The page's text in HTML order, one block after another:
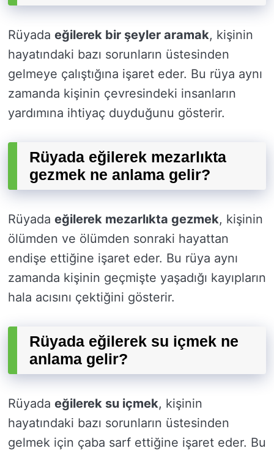
Rüyada eğilerek bir şeyler aramak, kişinin
hayatındaki bazı sorunların üstesinden
gelmeye çalıştığına işaret eder. Bu rüya aynı
zamanda kişinin çevresindeki insanların
yardımına ihtiyaç duyduğunu gösterir.
Rüyada eğilerek mezarlıkta
gezmek ne anlama gelir?
Rüyada eğilerek mezarlıkta gezmek, kişinin
ölümden ve ölümden sonraki hayattan
endişe ettiğine işaret eder. Bu rüya aynı
zamanda kişinin geçmişte yaşadığı kayıpların
hala acısını çektiğini gösterir.
Rüyada eğilerek su içmek ne
anlama gelir?
Rüyada eğilerek su içmek, kişinin
hayatındaki bazı sorunların üstesinden
gelmek için çaba sarf ettiğine işaret eder. Bu